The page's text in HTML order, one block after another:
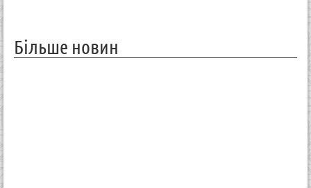
Більше новин